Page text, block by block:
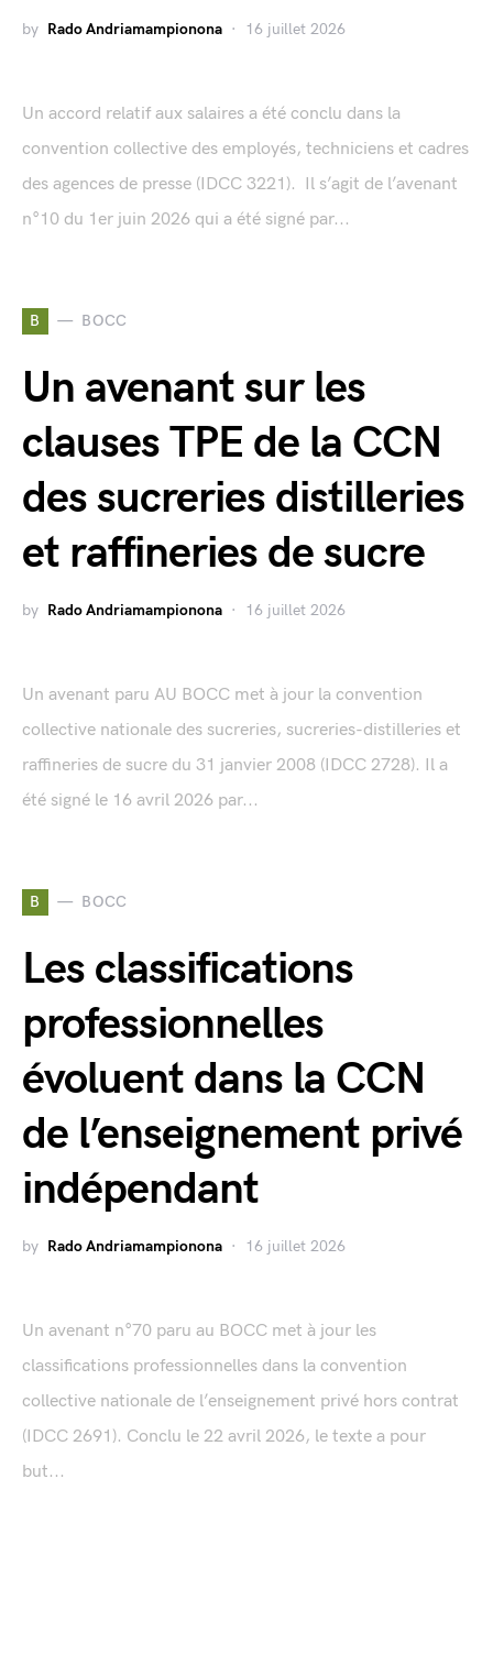
by Rado Andriamampionona 16 juillet 2026
Un accord relatif aux salaires a été conclu dans la
convention collective des employés, techniciens et cadres
des agences de presse (IDCC 3221). Il s’agit de l’avenant
n°10 du 1er juin 2026 qui a été signé par...
B BOCC
Un avenant sur les
clauses TPE de la CCN
des sucreries distilleries
et raffineries de sucre
by Rado Andriamampionona 16 juillet 2026
Un avenant paru AU BOCC met à jour la convention
collective nationale des sucreries, sucreries-distilleries et
raffineries de sucre du 31 janvier 2008 (IDCC 2728). Il a
été signé le 16 avril 2026 par...
B BOCC
Les classifications
professionnelles
évoluent dans la CCN
de l’enseignement privé
indépendant
by Rado Andriamampionona 16 juillet 2026
Un avenant n°70 paru au BOCC met à jour les
classifications professionnelles dans la convention
collective nationale de l’enseignement privé hors contrat
(IDCC 2691). Conclu le 22 avril 2026, le texte a pour
but...